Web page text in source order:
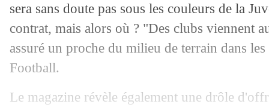
sera sans doute pas sous les couleurs de la
contrat, mais alors où ? "Des clubs viennent
assuré un proche du milieu de terrain dans
Football.
Le magazine révèle également une drôle
12/10 Ballon d'Or : Gasperini vote
12/10 OM: Rabiot a surpris Guendouzi
EdF : M. Guendouzi - "Mbappé fait